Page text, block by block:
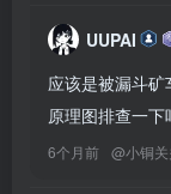
UUPAI
应该是被漏斗
原理图排查一下
6个月前 @小铜关